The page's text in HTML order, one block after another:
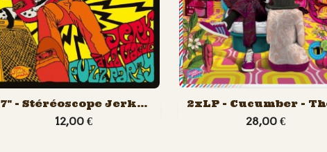
7" - Stéréoscope Jerk...
12,00 €
Aperçu rapide 2xLP - Cucumber -
28,00 €
Aperçu rapide